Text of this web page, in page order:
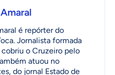
é repórter do
Jornalista formada
cobriu o Cruzeiro pelo
atuou no
do jornal Estado de